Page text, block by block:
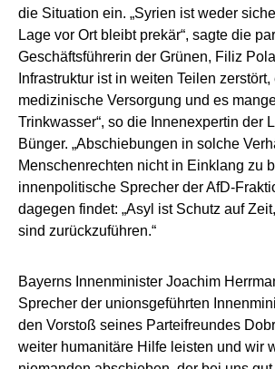
die Situation ein. „Syrien ist weder
Lage vor Ort bleibt prekär“, sagte die
Geschäftsführerin der Grünen, Filiz
Infrastruktur ist in weiten Teilen
medizinische Versorgung und es
Trinkwasser“, so die Innenexpertin der
Bünger. „Abschiebungen in solche
Menschenrechten nicht in Einklang zu
innenpolitische Sprecher der AfD-
dagegen findet: „Asyl ist Schutz auf
sind zurückzuführen.“
Bayerns Innenminister Joachim
Sprecher der unionsgeführten
den Vorstoß seines Parteifreundes
weiter humanitäre Hilfe leisten und wir